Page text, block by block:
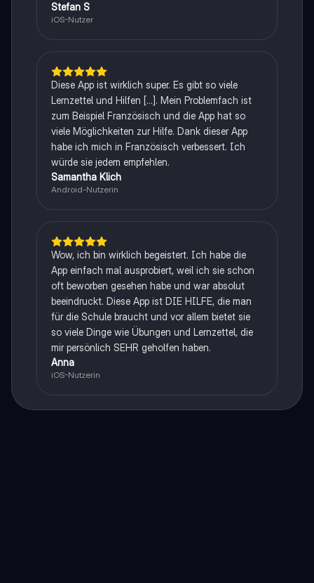
Stefan S
iOS-Nutzer
Diese App ist wirklich super. Es gibt so viele
Lernzettel und Hilfen [...]. Mein Problemfach ist
zum Beispiel Französisch und die App hat so
viele Möglichkeiten zur Hilfe. Dank dieser App
habe ich mich in Französisch verbessert. Ich
würde sie jedem empfehlen.
Samantha Klich
Android-Nutzerin
Wow, ich bin wirklich begeistert. Ich habe die
App einfach mal ausprobiert, weil ich sie schon
oft beworben gesehen habe und war absolut
beeindruckt. Diese App ist DIE HILFE, die man
für die Schule braucht und vor allem bietet sie
so viele Dinge wie Übungen und Lernzettel, die
mir persönlich SEHR geholfen haben.
Anna
iOS-Nutzerin